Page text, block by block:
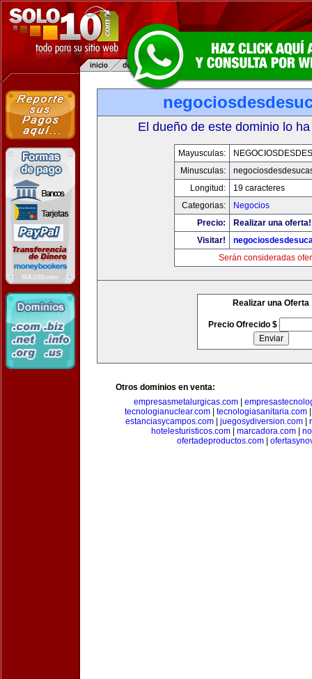
El dueño de este dominio lo
Mayusculas:
Minusculas:
Longitud:
19 caracteres
Categorias:
Negocios
Precio:
Realizar una oferta!
Visitar!
Serán consideradas
Realizar una Oferta
Precio Ofrecido $
Otros dominios en venta:
empresasmetalurgicas.com|
tecnologianuclear.com| tecnologiasanitaria.com
estanciasycampos.com| juegosydiversion.com|
hotelesturisticos.com
marcadora.com
ofertadeproductos.com